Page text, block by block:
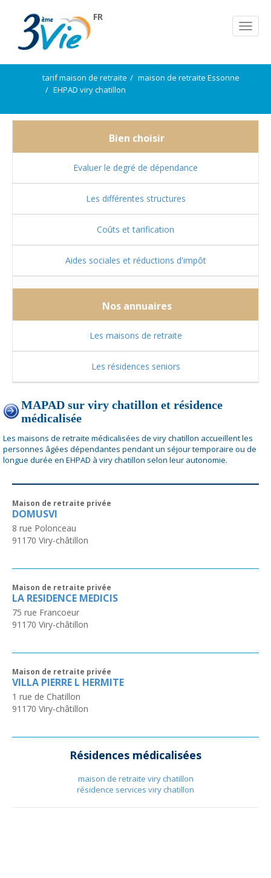
FR
tarif maison de retraite
maison de retraite Essonne
EHPAD viry chatillon
Bien choisir
Evaluer le degré de dépendance
Les différentes structures
Coûts et tarification
Aides sociales et réductions d'impôt
Nos annuaires
Les maisons de retraite
Les résidences seniors
MAPAD sur viry chatillon et résidence
médicalisée
Les maisons de retraite médicalisées de viry chatillon accueillent les
personnes âgées dépendantes pendant un séjour temporaire ou de
longue durée en EHPAD à viry chatillon selon leur autonomie.
Maison de retraite privée
DOMUSVI
8 rue Polonceau
91170 Viry-châtillon
Maison de retraite privée
LA RESIDENCE MEDICIS
75 rue Francoeur
91170 Viry-châtillon
Maison de retraite privée
VILLA PIERRE L HERMITE
1 rue de Chatillon
91170 Viry-châtillon
Résidences médicalisées
maison de retraite viry chatillon
résidence services viry chatillon